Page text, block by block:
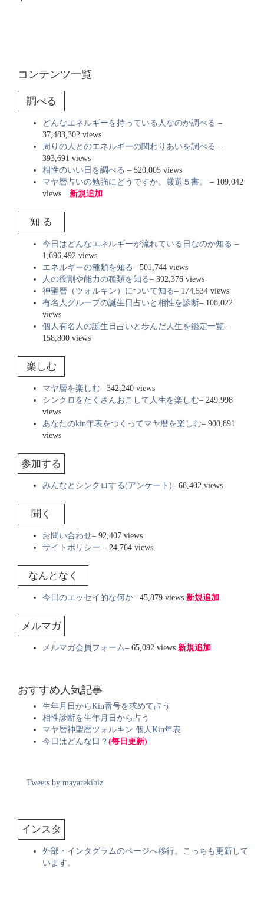
コンテンツ一覧
調べる
どんなエネルギーを持っている人なのか調べる –
37,483,302 views
周りの人とのエネルギーの関わりあいを調べる –
393,691 views
相性のいい日を調べる – 520,005 views
マヤ暦占いの勉強にどうですか。厳選５書。
– 109,042
views 新規追加
知 る
今日はどんなエネルギーが流れている日なのか知る –
1,696,492 views
エネルギーの種類を知る– 501,744 views
人の役割や能力の種類を知る– 392,376 views
神聖暦（ツォルキン）について知る– 174,534 views
有名人グループの誕生日占いと相性を診断– 108,022
views
個人有名人の誕生日占いと歩んだ人生を鑑定一覧–
158,800 views
楽しむ
マヤ暦を楽しむ– 342,240 views
シンクロをたくさんおこして人生を楽しむ– 249,998
views
あなたのkin年表をつくってマヤ暦を楽しむ– 900,891
views
参加する
みんなとシンクロする(アンケート)– 68,402 views
聞く
お問い合わせ– 92,407 views
サイトポリシー – 24,764 views
なんとなく
今日のエッセイ的な何か– 45,879 views 新規追加
メルマガ
メルマガ会員フォーム– 65,092 views 新規追加
おすすめ人気記事
生年月日からKin番号を求めて占う
相性診断を生年月日から占う
マヤ暦神聖暦ツォルキン 個人Kin年表
今日はどんな日？ (毎日更新)
Tweets by mayarekibiz
インスタ
外部・インタグラムのページへ移行。こっちも更新して
います。